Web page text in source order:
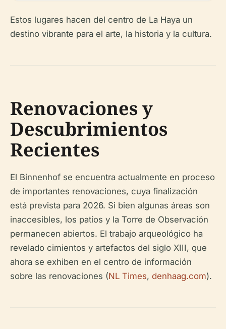
Estos lugares hacen del centro de La Haya un
destino vibrante para el arte, la historia y la cultura.
Renovaciones y
Descubrimientos
Recientes
El Binnenhof se encuentra actualmente en proceso
de importantes renovaciones, cuya finalización
está prevista para 2026. Si bien algunas áreas son
inaccesibles, los patios y la Torre de Observación
permanecen abiertos. El trabajo arqueológico ha
revelado cimientos y artefactos del siglo XIII, que
ahora se exhiben en el centro de información
sobre las renovaciones (NL Times, denhaag.com).